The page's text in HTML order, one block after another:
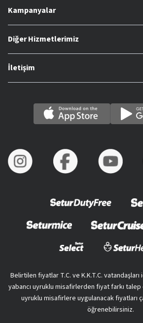
Kampanyalar
Diğer Hizmetlerimiz
İletişim
Belirtilen fiyatlar T.C. ve K.K.T.C.
yabancı uyruklu misafirlerden fiyat farkı talep
uyruklu misafirlere uygulanacak fiyatları
öğrenebilirsiniz.